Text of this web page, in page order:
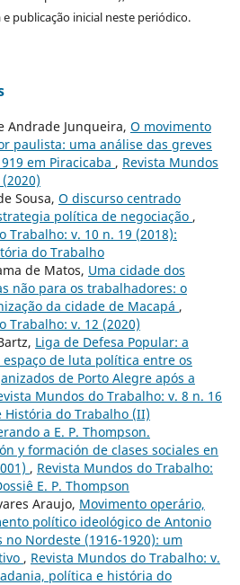
publicação inicial neste periódico.
Andrade Junqueira, O movimento
paulista: uma análise das greves
em Piracicaba , Revista Mundos
Sousa, O discurso centrado
política de negociação ,
Trabalho: v. 10 n. 19 (2018):
do Trabalho
de Matos, Uma cidade dos
não para os trabalhadores: o
da cidade de Macapá ,
Trabalho: v. 12 (2020)
Liga de Defesa Popular: a
de luta política entre os
de Porto Alegre após a
Mundos do Trabalho: v. 8 n. 16
História do Trabalho (II)
a E. P. Thompson.
y formación de clases sociales en
, Revista Mundos do Trabalho:
E. P. Thompson
Araujo, Movimento operário,
político ideológico de Antonio
no Nordeste (1916-1920): um
, Revista Mundos do Trabalho: v.
política e história do